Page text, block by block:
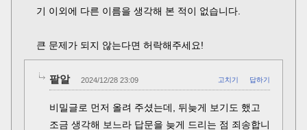
기 이외에 다른 이름을 생각해 본 적이 없습니다.
큰 문제가 되지 않는다면 허락해주세요!
팥알 2024/12/28 23:09 고치기 답하기
비밀글로 먼저 올려 주셨는데, 뒤늦게 보기도 했고
조금 생각해 보느라 답문을 늦게 드리는 점 죄송합니